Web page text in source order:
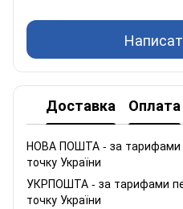
Доставка Оплата
НОВА ПОШТА - за тарифами
точку України
УКРПОШТА - за тарифами
точку України